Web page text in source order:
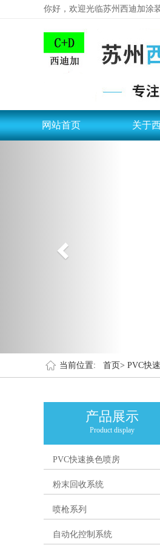
你好，欢迎光临苏州西迪加涂
网站首页 关于
当前位置: 首页> PVC快
产品展示
Product display
PVC快速换色喷房
粉末回收系统
喷枪系列
自动化控制系统